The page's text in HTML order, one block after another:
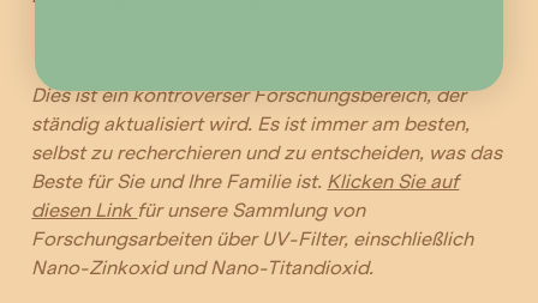
Dies ist ein kontroverser Forschungsbereich, der
ständig aktualisiert wird. Es ist immer am besten,
selbst zu recherchieren und zu entscheiden, was das
Beste für Sie und Ihre Familie ist. Klicken Sie auf
diesen Link für unsere Sammlung von
Forschungsarbeiten über UV-Filter, einschließlich
Nano-Zinkoxid und Nano-Titandioxid.